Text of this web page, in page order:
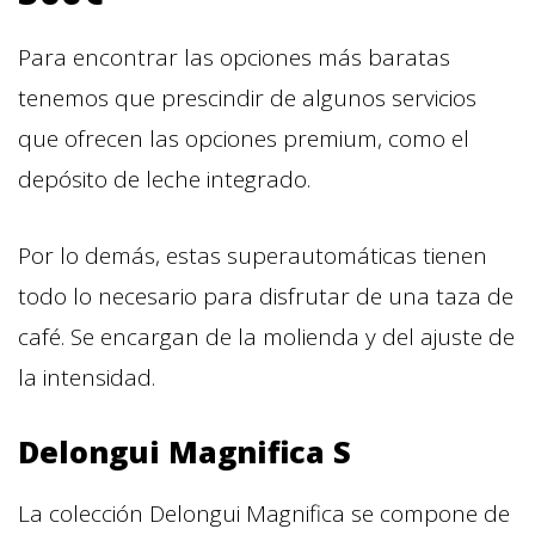
Para encontrar las opciones más baratas
tenemos que prescindir de algunos servicios
que ofrecen las opciones premium, como el
depósito de leche integrado.
Por lo demás, estas superautomáticas tienen
todo lo necesario para disfrutar de una taza de
café. Se encargan de la molienda y del ajuste de
la intensidad.
Delongui Magnifica S
La colección Delongui Magnifica se compone de